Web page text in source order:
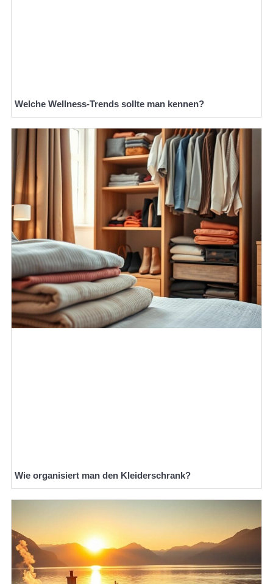
Welche Wellness-Trends sollte man kennen?
Wie organisiert man den Kleiderschrank?